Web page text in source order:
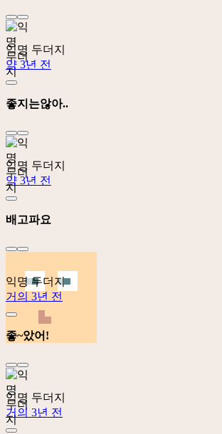
익명 두더지
약 3년 전
좋지는않아..
익명 두더지
약 3년 전
배고파요
익명 두더지
거의 3년 전
좋~았어!
익명 두더지
거의 3년 전